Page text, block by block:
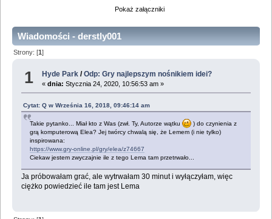
Pokaż załączniki
Wiadomości - derstly001
Strony: [1]
1 Hyde Park /Odp: Gry najlepszym nośnikiem idei?
«dnia: Stycznia 24, 2020, 10:56:53 am »
Cytat: Q w Września 16, 2018, 09:46:14 am
Takie pytanko... Miał kto z Was (zwł. Ty, Autorze wątku
) do czynienia z
grą komputerową Elea? Jej twórcy chwalą się, że Lemem (i nie tylko)
inspirowana:
https://www.gry-online.pl/gry/elea/z74667
Ciekaw jestem zwyczajnie ile z tego Lema tam przetrwało...
Ja próbowałam grać, ale wytrwałam 30 minut i wyłączyłam, więc
ciężko powiedzieć ile tam jest Lema